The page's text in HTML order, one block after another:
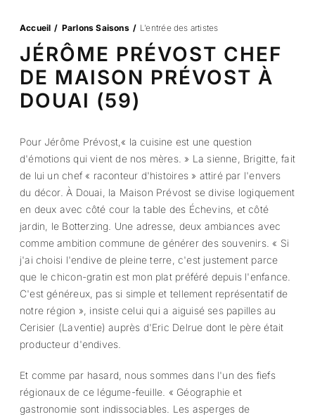
Accueil Parlons Saisons L’entrée des artistes
JÉRÔME PRÉVOST CHEF
DE MAISON PRÉVOST À
DOUAI (59)
Pour Jérôme Prévost,« la cuisine est une question
d'émotions qui vient de nos mères. » La sienne, Brigitte, fait
de lui un chef « raconteur d'histoires » attiré par l'envers
du décor. À Douai, la Maison Prévost se divise logiquement
en deux avec côté cour la table des Échevins, et côté
jardin, le Botterzing. Une adresse, deux ambiances avec
comme ambition commune de générer des souvenirs. « Si
j'ai choisi l'endive de pleine terre, c'est justement parce
que le chicon-gratin est mon plat préféré depuis l'enfance.
C'est généreux, pas si simple et tellement représentatif de
notre région », insiste celui qui a aiguisé ses papilles au
Cerisier (Laventie) auprès d'Eric Delrue dont le père était
producteur d'endives.
Et comme par hasard, nous sommes dans l'un des fiefs
régionaux de ce légume-feuille. « Géographie et
gastronomie sont indissociables. Les asperges de